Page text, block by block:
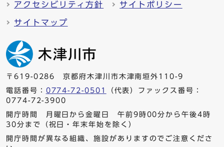
アクセシビリティ方針 サイトポリシー
サイトマップ
〒619-0286 京都府木津川市木津南垣外110-9
電話番号： 0774-72-0501
（代表）ファックス番号：
0774-72-3900
開庁時間 月曜日から金曜日 午前9時00分から午後4時
30分まで（祝日・年末年始を除く）
開庁時間が異なる組織、施設がありますのでご注意くださ